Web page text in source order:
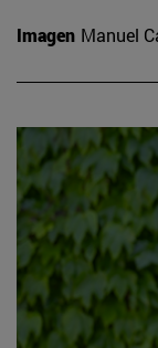
Imagen Manuel